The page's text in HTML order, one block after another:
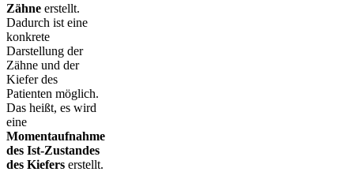
Zähne erstellt.
Dadurch ist eine
konkrete
Darstellung der
Zähne und der
Kiefer des
Patienten möglich.
Das heißt, es wird
eine
Momentaufnahme
des Ist-Zustandes
des Kiefers erstellt.